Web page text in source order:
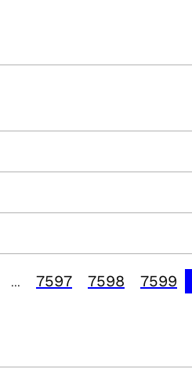
7597 7598 7599